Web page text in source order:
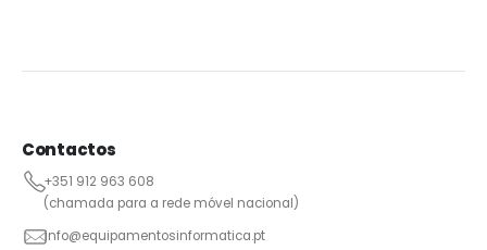
Contactos
+351 912 963 608
(chamada para a rede móvel nacional)
info@equipamentosinformatica.pt